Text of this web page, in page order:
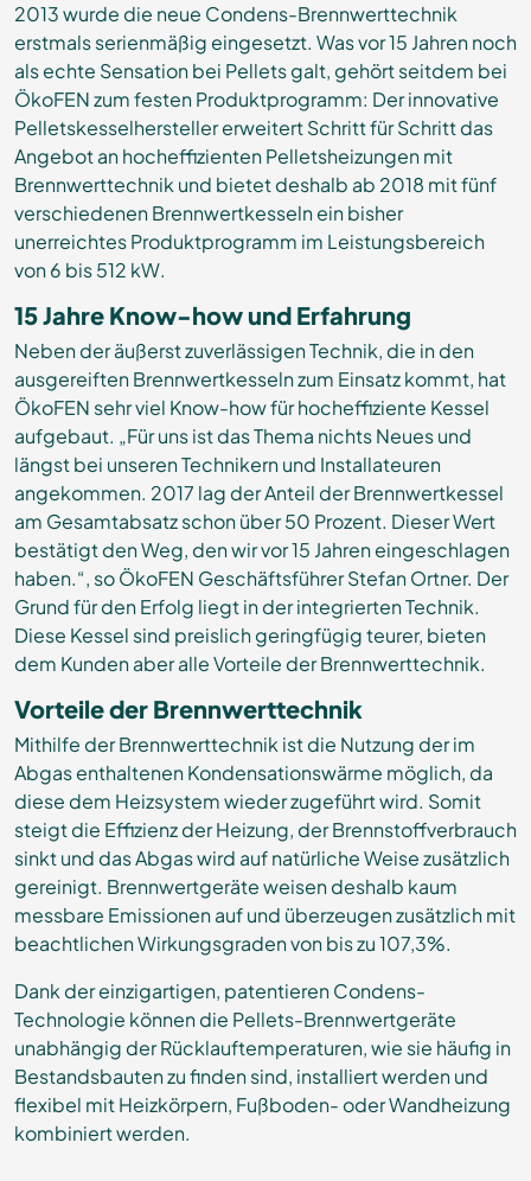
2013 wurde die neue Condens-Brennwerttechnik
erstmals serienmäßig eingesetzt. Was vor 15 Jahren noch
als echte Sensation bei Pellets galt, gehört seitdem bei
ÖkoFEN zum festen Produktprogramm: Der innovative
Pelletskesselhersteller erweitert Schritt für Schritt das
Angebot an hocheffizienten Pelletsheizungen mit
Brennwerttechnik und bietet deshalb ab 2018 mit fünf
verschiedenen Brennwertkesseln ein bisher
unerreichtes Produktprogramm im Leistungsbereich
von 6 bis 512 kW.
15 Jahre Know-how und Erfahrung
Neben der äußerst zuverlässigen Technik, die in den
ausgereiften Brennwertkesseln zum Einsatz kommt, hat
ÖkoFEN sehr viel Know-how für hocheffiziente Kessel
aufgebaut. „Für uns ist das Thema nichts Neues und
längst bei unseren Technikern und Installateuren
angekommen. 2017 lag der Anteil der Brennwertkessel
am Gesamtabsatz schon über 50 Prozent. Dieser Wert
bestätigt den Weg, den wir vor 15 Jahren eingeschlagen
haben.“, so ÖkoFEN Geschäftsführer Stefan Ortner. Der
Grund für den Erfolg liegt in der integrierten Technik.
Diese Kessel sind preislich geringfügig teurer, bieten
dem Kunden aber alle Vorteile der Brennwerttechnik.
Vorteile der Brennwerttechnik
Mithilfe der Brennwerttechnik ist die Nutzung der im
Abgas enthaltenen Kondensationswärme möglich, da
diese dem Heizsystem wieder zugeführt wird. Somit
steigt die Effizienz der Heizung, der Brennstoffverbrauch
sinkt und das Abgas wird auf natürliche Weise zusätzlich
gereinigt. Brennwertgeräte weisen deshalb kaum
messbare Emissionen auf und überzeugen zusätzlich mit
beachtlichen Wirkungsgraden von bis zu 107,3%.
Dank der einzigartigen, patentieren Condens-
Technologie können die Pellets-Brennwertgeräte
unabhängig der Rücklauftemperaturen, wie sie häufig in
Bestandsbauten zu finden sind, installiert werden und
flexibel mit Heizkörpern, Fußboden- oder Wandheizung
kombiniert werden.